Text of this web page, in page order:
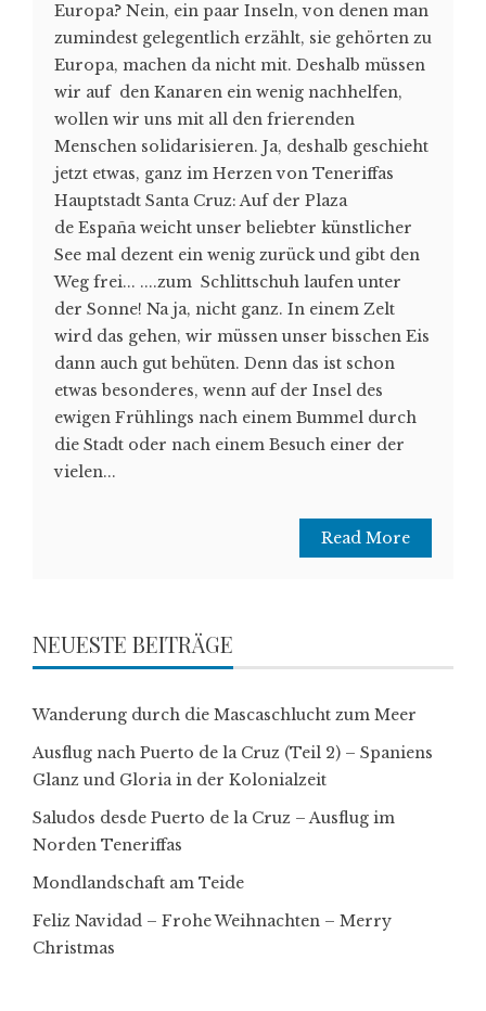
Europa? Nein, ein paar Inseln, von denen man
zumindest gelegentlich erzählt, sie gehörten zu
Europa, machen da nicht mit. Deshalb müssen
wir auf den Kanaren ein wenig nachhelfen,
wollen wir uns mit all den frierenden
Menschen solidarisieren. Ja, deshalb geschieht
jetzt etwas, ganz im Herzen von Teneriffas
Hauptstadt Santa Cruz: Auf der Plaza
de España weicht unser beliebter künstlicher
See mal dezent ein wenig zurück und gibt den
Weg frei... ....zum Schlittschuh laufen unter
der Sonne! Na ja, nicht ganz. In einem Zelt
wird das gehen, wir müssen unser bisschen Eis
dann auch gut behüten. Denn das ist schon
etwas besonderes, wenn auf der Insel des
ewigen Frühlings nach einem Bummel durch
die Stadt oder nach einem Besuch einer der
vielen...
Read More
NEUESTE BEITRÄGE
Wanderung durch die Mascaschlucht zum Meer
Ausflug nach Puerto de la Cruz (Teil 2) – Spaniens
Glanz und Gloria in der Kolonialzeit
Saludos desde Puerto de la Cruz – Ausflug im
Norden Teneriffas
Mondlandschaft am Teide
Feliz Navidad – Frohe Weihnachten – Merry
Christmas